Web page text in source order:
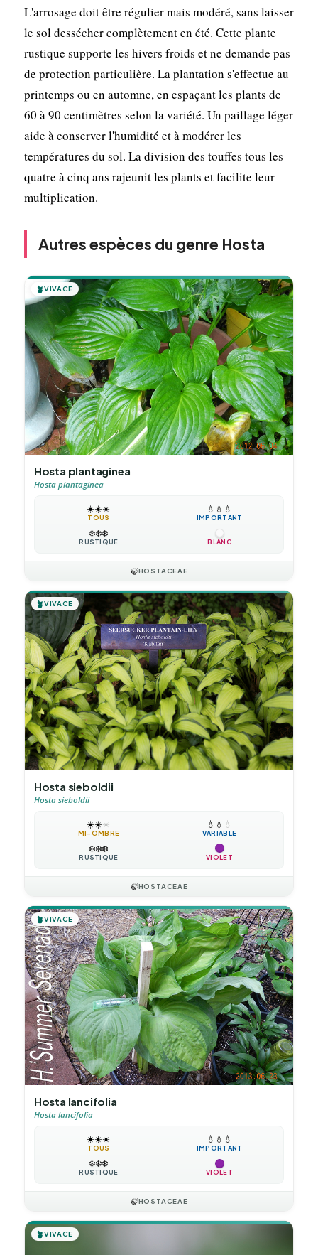
L'arrosage doit être régulier mais modéré, sans laisser
le sol dessécher complètement en été. Cette plante
rustique supporte les hivers froids et ne demande pas
de protection particulière. La plantation s'effectue au
printemps ou en automne, en espaçant les plants de
60 à 90 centimètres selon la variété. Un paillage léger
aide à conserver l'humidité et à modérer les
températures du sol. La division des touffes tous les
quatre à cinq ans rajeunit les plants et facilite leur
multiplication.
Autres espèces du genre Hosta
🪴VIVACE
Hosta plantaginea
Hosta plantaginea
☀️☀️☀️
TOUS
💧 💧 💧
IMPORTANT
❄️❄️❄️
RUSTIQUE BLANC
🍃HOSTACEAE
🪴VIVACE
Hosta sieboldii
Hosta sieboldii
☀️☀️☀️
MI-OMBRE
💧 💧 💧
VARIABLE
❄️❄️❄️
RUSTIQUE VIOLET
🍃HOSTACEAE
🪴VIVACE
Hosta lancifolia
Hosta lancifolia
☀️☀️☀️
TOUS
💧 💧 💧
IMPORTANT
❄️❄️❄️
RUSTIQUE VIOLET
🍃HOSTACEAE
🪴VIVACE